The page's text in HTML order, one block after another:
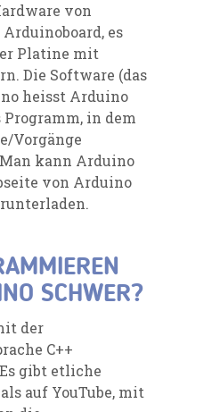
von
es
Platine mit
Die Software (das
heisst Arduino
Programm, in dem
Vorgänge
kann Arduino
von Arduino
SCHWER?
der
C++
gibt etliche
auf YouTube, mit